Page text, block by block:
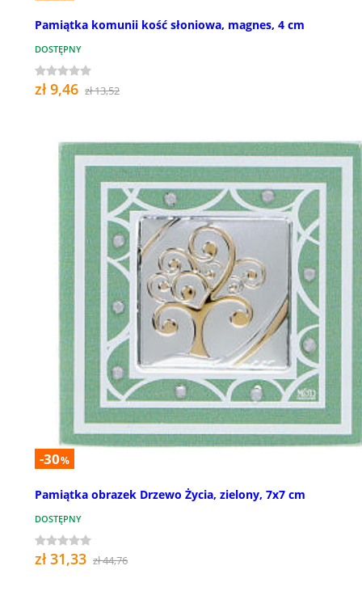
Pamiątka komunii kość słoniowa, magnes, 4 cm
DOSTĘPNY
zł 9,46 zł 13,52
-30%
Pamiątka obrazek Drzewo Życia, zielony, 7x7 cm
DOSTĘPNY
zł 31,33 zł 44,76